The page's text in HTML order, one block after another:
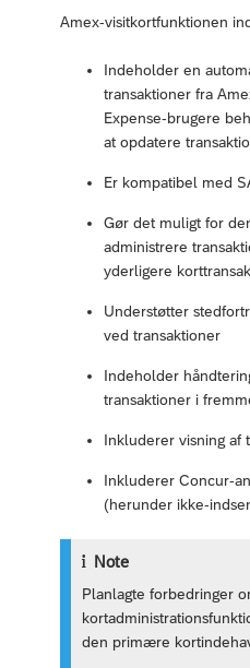
Amex-visitkortfunktionen
Indeholder en
transaktioner fra
Expense-brugere
at opdatere
Er kompatibel med
Gør det muligt for
administrere
yderligere
Understøtter
ved transaktioner
Indeholder
transaktioner i
Inkluderer visning af
Inkluderer Concur-
(herunder ikke-
Note
Planlagte forbedringer
den primære